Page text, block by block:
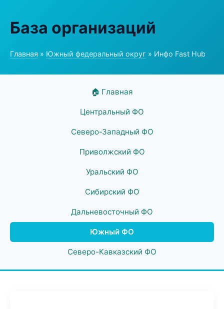
База организаций
Главная » Южный федеральный округ » Инфо Fast Hub
🏠 Главная
Центральный ФО
Северо-Западный ФО
Приволжский ФО
Уральский ФО
Сибирский ФО
Дальневосточный ФО
Южный ФО
Северо-Кавказский ФО